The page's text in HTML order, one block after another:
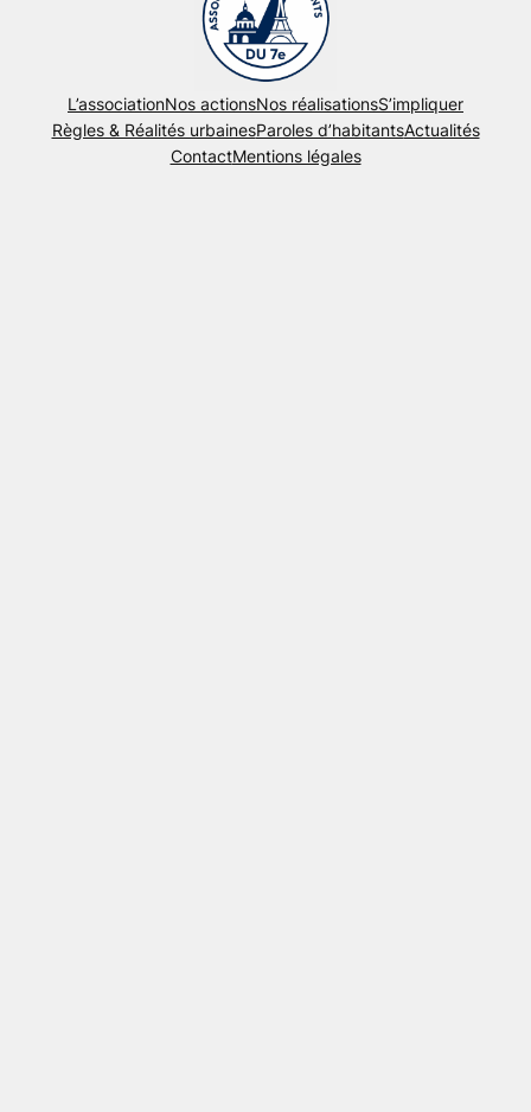
L’associationNos actionsNos réalisationsS’impliquer
Règles & Réalités urbainesParoles d’habitantsActualités
ContactMentions légales